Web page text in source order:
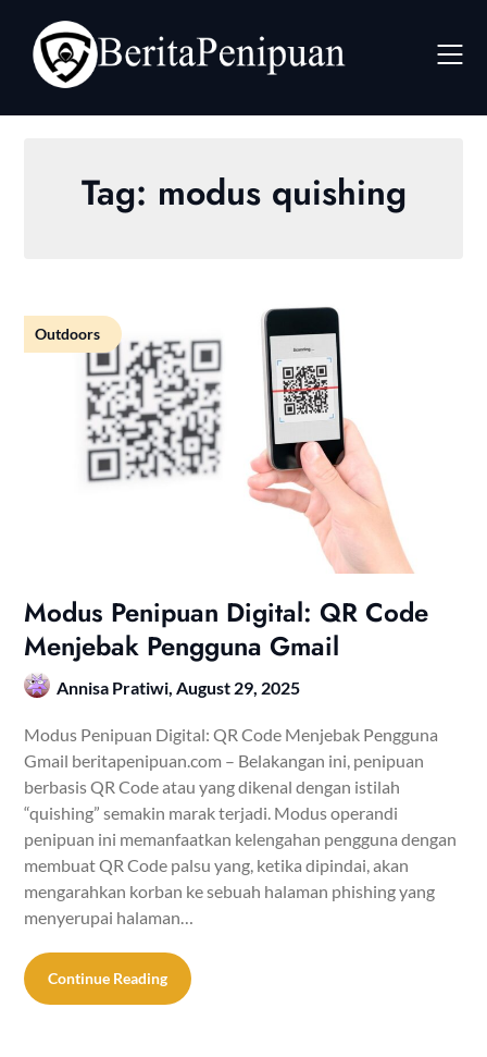
content
Tag: modus quishing
Outdoors
Modus Penipuan Digital: QR Code
Menjebak Pengguna Gmail
Annisa Pratiwi, August 29, 2025
Modus Penipuan Digital: QR Code Menjebak Pengguna
Gmail beritapenipuan.com – Belakangan ini, penipuan
berbasis QR Code atau yang dikenal dengan istilah
“quishing” semakin marak terjadi. Modus operandi
penipuan ini memanfaatkan kelengahan pengguna dengan
membuat QR Code palsu yang, ketika dipindai, akan
mengarahkan korban ke sebuah halaman phishing yang
menyerupai halaman…
Continue Reading